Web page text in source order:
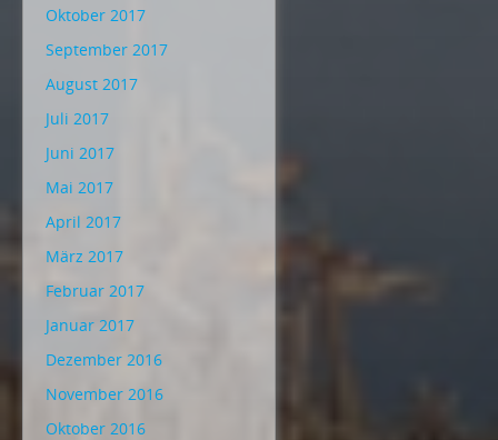
Oktober 2017
September 2017
August 2017
Juli 2017
Juni 2017
Mai 2017
April 2017
März 2017
Februar 2017
Januar 2017
Dezember 2016
November 2016
Oktober 2016